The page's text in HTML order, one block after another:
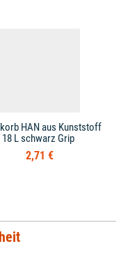
HAN aus Kunststoff
18 L schwarz Grip
2,71 €